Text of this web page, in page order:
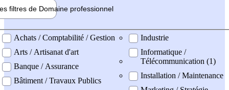
filtres de Domaine professionnel
professionel
Achats / Comptabilité / Gestion
Arts / Artisanat d'art
Banque / Assurance
Bâtiment / Travaux Publics
Industrie
Informatique /
Télécommunication (1)
Installation / Maintenance